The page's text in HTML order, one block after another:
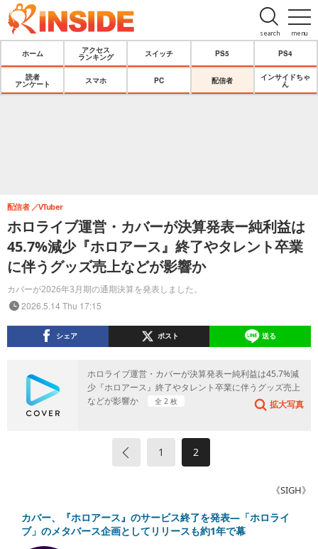
menu
search
ホーム
アクセス
ランキング
スイッチ PS5 PS4
読者
アンケート
スマホ PC 配信者
インサイドちゃ
ん
ホロライブ運営・カバーが決算発表ー純利益は
45.7%減少『ホロアース』終了やタレント卒業
に伴うグッズ売上などが影響か
カバーが2026年3月期の通期決算を発表しました。
配信者 VTuber
2026.5.14 Thu 17:15
シェア ポスト 送る
ホロライブ運営・カバーが決算発表ー純利益は45.7%減
少『ホロアース』終了やタレント卒業に伴うグッズ売上
などが影響か
全 2 枚 拡大写真
1 2
《SIGH》
カバー、『ホロアース』のサービス終了を発表―「ホロライ
ブ」のメタバース企画としてリリースも約1年で幕